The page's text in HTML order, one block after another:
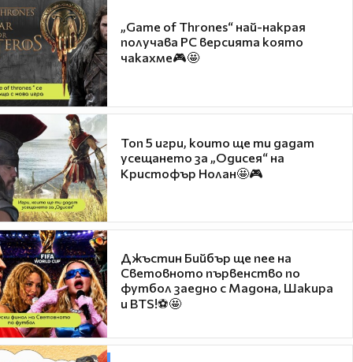
„Game of Thrones“ най-накрая
получава PC версията която
чакахме🎮🤩
Топ 5 игри, които ще ти дадат
усещането за „Одисея“ на
Кристофър Нолан🤩🎮
Джъстин Бийбър ще пее на
Световното първенство по
футбол заедно с Мадона, Шакира
и BTS!⚽🤩